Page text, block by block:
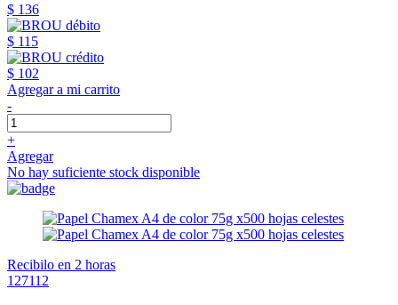
$ 136
$ 115
$ 102
Agregar a mi carrito
-
+
Agregar
No hay suficiente stock disponible
Recibilo en 2 horas
127112